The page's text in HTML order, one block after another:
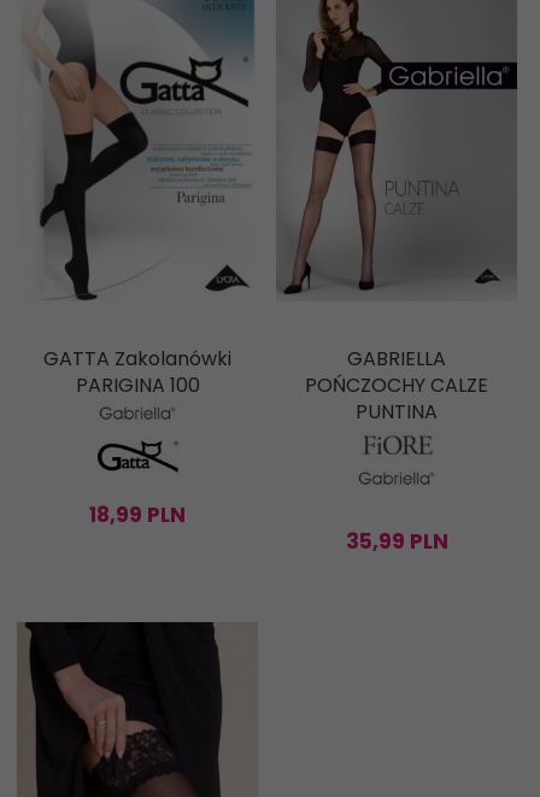
GATTA Zakolanówki
PARIGINA 100
18,99 PLN
GABRIELLA
POŃCZOCHY CALZE
PUNTINA
35,99 PLN